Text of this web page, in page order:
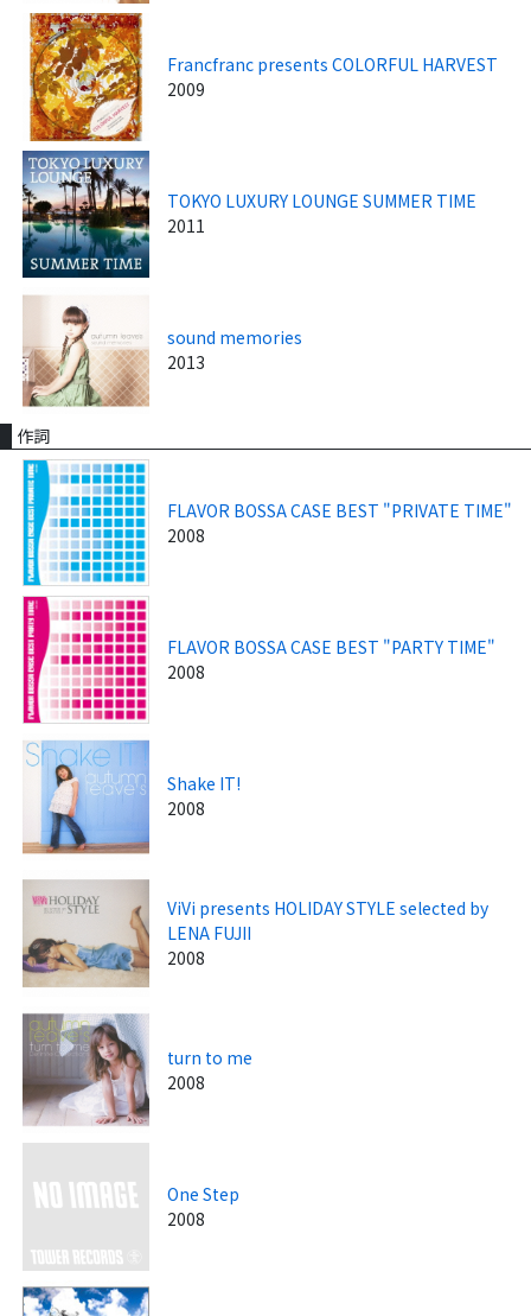
Francfranc presents COLORFUL HARVEST
2009
TOKYO LUXURY LOUNGE SUMMER TIME
2011
sound memories
2013
作詞
FLAVOR BOSSA CASE BEST "PRIVATE TIME"
2008
FLAVOR BOSSA CASE BEST "PARTY TIME"
2008
Shake IT!
2008
ViVi presents HOLIDAY STYLE selected by
LENA FUJII
2008
turn to me
2008
One Step
2008